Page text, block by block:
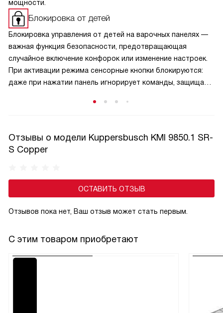
мощности.
Блокировка от детей
Блокировка управления от детей на варочных панелях —
важная функция безопасности, предотвращающая
случайное включение конфорок или изменение настроек.
При активации режима сенсорные кнопки блокируются:
даже при нажатии панель игнорирует команды, защищая
в семьях с маленькими детьми и добавляет спокойствие
при готовке.
Отзывы о модели Kuppersbusch KMI 9850.1 SR-
S Copper
ОСТАВИТЬ ОТЗЫВ
Отзывов пока нет, Ваш отзыв может стать первым.
С этим товаром приобретают